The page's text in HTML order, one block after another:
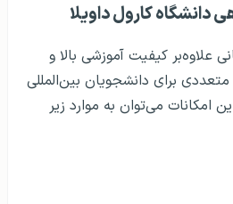
دانشگاه کارول داویلا
علاوه‌بر کیفیت آموزشی بالا و
برای دانشجویان بین‌المللی
امکانات می‌توان به موارد زیر